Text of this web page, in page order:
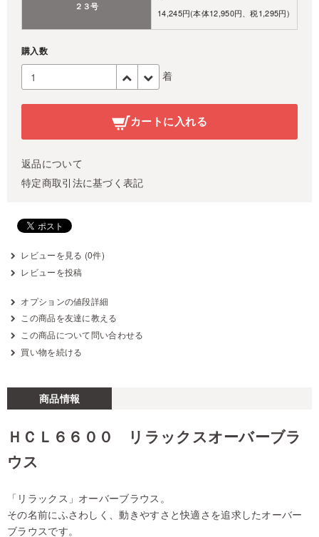
２３号
14,245円(本体12,950円、税1,295円)
購入数
着
カートに入れる
返品について
特定商取引法に基づく表記
レビューを見る (0件)
レビューを投稿
オプションの値段詳細
この商品を友達に教える
この商品について問い合わせる
買い物を続ける
商品情報
ＨＣＬ６６００ リラックスオーバーブラ
ウス
「リラックス」オーバーブラウス。
その名前にふさわしく、動きやすさと快適さを追求したオーバー
ブラウスです。